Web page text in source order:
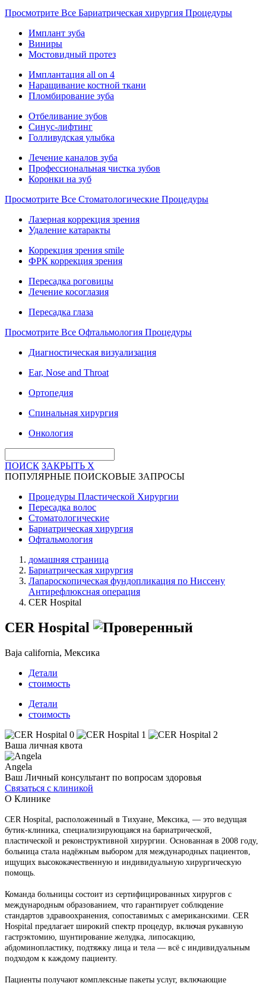
Просмотрите Все Бариатрическая хирургия Процедуры
Имплант зуба
Виниры
Мостовидный протез
Имплантация all on 4
Наращивание костной ткани
Пломбирование зуба
Отбеливание зубов
Синус-лифтинг
Голливудская улыбка
Лечение каналов зуба
Профессиональная чистка зубов
Коронки на зуб
Просмотрите Все Стоматологические Процедуры
Лазерная коррекция зрения
Удаление катаракты
Коррекция зрения smile
ФРК коррекция зрения
Пересадка роговицы
Лечение косоглазия
Пересадка глаза
Просмотрите Все Офтальмология Процедуры
Диагностическая визуализация
Ear, Nose and Throat
Ортопедия
Спинальная хирургия
Онкология
ПОИСК ЗАКРЫТЬ X
ПОПУЛЯРНЫЕ ПОИСКОВЫЕ ЗАПРОСЫ
Процедуры Пластической Хирургии
Пересадка волос
Стоматологические
Бариатрическая хирургия
Офтальмология
домашняя страница
Бариатрическая хирургия
Лапароскопическая фундопликация по Ниссену
Антирефлюксная операция
CER Hospital
CER Hospital
Baja california, Мексика
Детали
стоимость
Детали
стоимость
Ваша личная квота
Angela
Ваш Личный консультант по вопросам здоровья
Связаться с клиникой
О Клинике
CER Hospital, расположенный в Тихуане, Мексика, — это ведущая
бутик-клиника, специализирующаяся на бариатрической,
пластической и реконструктивной хирургии. Основанная в 2008 году,
больница стала надёжным выбором для международных пациентов,
ищущих высококачественную и индивидуальную хирургическую
помощь.
Команда больницы состоит из сертифицированных хирургов с
международным образованием, что гарантирует соблюдение
стандартов здравоохранения, сопоставимых с американскими. CER
Hospital предлагает широкий спектр процедур, включая рукавную
гастрэктомию, шунтирование желудка, липосакцию,
абдоминопластику, подтяжку лица и тела — всё с индивидуальным
подходом к каждому пациенту.
Пациенты получают комплексные пакеты услуг, включающие